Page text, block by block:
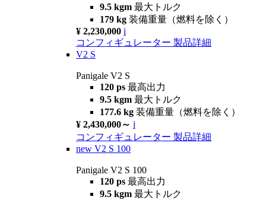
9.5 kgm 最大トルク
179 kg 装備重量（燃料を除く）
¥ 2,230,000 i
コンフィギュレーター 製品詳細
V2 S
Panigale V2 S
120 ps 最高出力
9.5 kgm 最大トルク
177.6 kg 装備重量（燃料を除く）
¥ 2,430,000～ i
コンフィギュレーター 製品詳細
new V2 S 100
Panigale V2 S 100
120 ps 最高出力
9.5 kgm 最大トルク